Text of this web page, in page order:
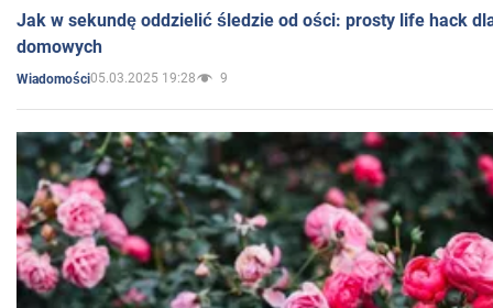
Jak w sekundę oddzielić śledzie od ości: prosty life hack
domowych
Wiadomości05.03.2025 19:28 9